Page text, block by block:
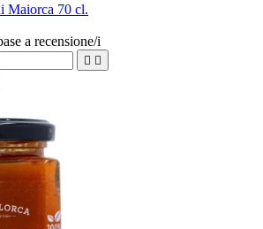
Maiorca 70 cl.
a recensione/i
 